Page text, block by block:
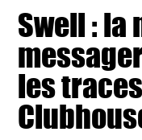
Swell : la
les